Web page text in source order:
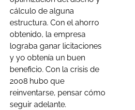
cálculo de alguna
estructura. Con el ahorro
obtenido, la empresa
lograba ganar licitaciones
y yo obtenía un buen
beneficio. Con la crisis de
2008 hubo que
reinventarse, pensar cómo
seguir adelante.